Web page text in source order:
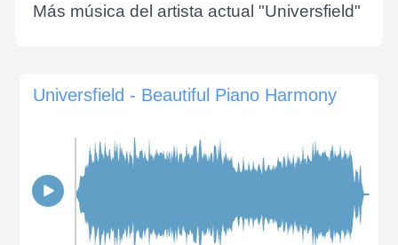
Más música del artista actual "Universfield"
Universfield - Beautiful Piano Harmony